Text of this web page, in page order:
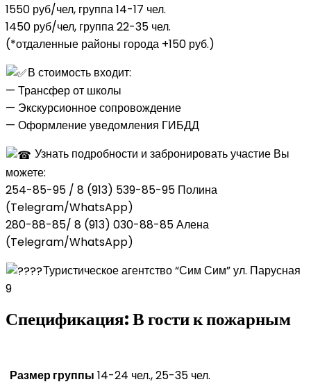
1550 руб/чел, группа 14-17 чел.
1450 руб/чел, группа 22-35 чел.
(*отдаленные районы города +150 руб.)
В стоимость входит:
— Трансфер от школы
— Экскурсионное сопровождение
— Оформление уведомления ГИБДД
Узнать подробности и забронировать участие Вы
можете:
254-85-95 / 8 (913) 539-85-95 Полина
(Telegram/WhatsApp)
280-88-85/ 8 (913) 030-88-85 Алена
(Telegram/WhatsApp)
Туристическое агентство “Сим Сим” ул. Парусная
9
Спецификация:В гости к пожарным
Размер группы 14-24 чел., 25-35 чел.